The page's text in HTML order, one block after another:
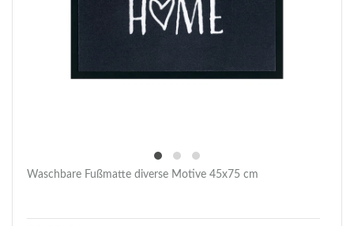
Waschbare Fußmatte diverse Motive 45x75 cm